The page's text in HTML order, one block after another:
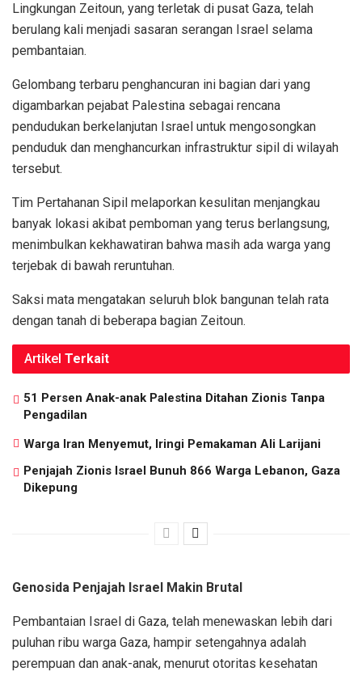
Lingkungan Zeitoun, yang terletak di pusat Gaza, telah
berulang kali menjadi sasaran serangan Israel selama
pembantaian.
Gelombang terbaru penghancuran ini bagian dari yang
digambarkan pejabat Palestina sebagai rencana
pendudukan berkelanjutan Israel untuk mengosongkan
penduduk dan menghancurkan infrastruktur sipil di wilayah
tersebut.
Tim Pertahanan Sipil melaporkan kesulitan menjangkau
banyak lokasi akibat pemboman yang terus berlangsung,
menimbulkan kekhawatiran bahwa masih ada warga yang
terjebak di bawah reruntuhan.
Saksi mata mengatakan seluruh blok bangunan telah rata
dengan tanah di beberapa bagian Zeitoun.
Artikel Terkait
51 Persen Anak-anak Palestina Ditahan Zionis Tanpa
Pengadilan
Warga Iran Menyemut, Iringi Pemakaman Ali Larijani
Penjajah Zionis Israel Bunuh 866 Warga Lebanon, Gaza
Dikepung
Genosida Penjajah Israel Makin Brutal
Pembantaian Israel di Gaza, telah menewaskan lebih dari
puluhan ribu warga Gaza, hampir setengahnya adalah
perempuan dan anak-anak, menurut otoritas kesehatan